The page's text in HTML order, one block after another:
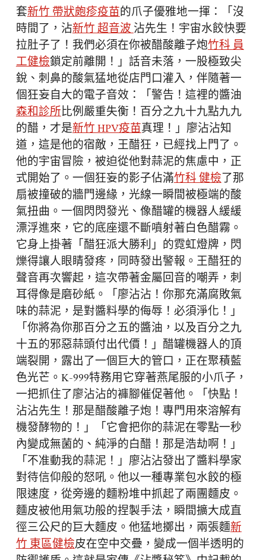
套新竹 帶狀皰疹疫苗的爪子優雅地一揮：「沒
時間了，沾新竹 超音波 沾先生！宇宙水餃快要
拉肚子了！我們必須在你被醋酸離子炮竹科 員
工健檢鎖定前離開！」話音未落，一股極致尖
銳、刺鼻的酸氣猛地從店門口灌入，伴隨著一
個狂妄自大的電子音效：「警告！這裡的醬油
森和診所比例嚴重失衡！百分之九十九點九九
的醋，才是新竹 HPV疫苗真理！」廖沾沾知
道，這是他的宿敵，王醋狂，已經找上門了。
他的宇宙冒險，被迫從他對蒜泥的焦慮中，正
式開始了。一個狂妄的影子佔滿竹科 健檢了那
扇被撞破的牆門邊緣，光線一瞬間被極端的酸
氣扭曲。一個閃閃發光、像醋罐的機器人緩緩
漂浮進來，它的底座還不斷噴射著白色醋霧。
它身上掛著「醋狂派大勝利」的霓虹燈牌，閃
爍得讓人眼睛發疼，同時發出警報。王醋狂的
聲音再次響起，這次帶著金屬回音的嘲弄，刺
耳得像是磨砂紙。「廖沾沾！你那充滿腐敗氣
味的蒜泥，是對醬料學的侮辱！必須淨化！」
「你將為你那百分之五的醬油，以及百分之九
十五的邪惡蒜頭付出代價！」醋罐機器人的頂
端裂開，露出了一個巨大的管口，正在聚積藍
色光芒。K-999特務用它穿著燕尾服的小爪子，
一把抓住了廖沾沾的褲腳催促著他。「快點！
沾沾先生！那是醋酸離子炮！專門用來溶解有
機發酵物的！」「它會把你的蒜泥在零點一秒
內變成無菌的、純淨的白醋！那是浩劫啊！」
「不准動我的蒜泥！」廖沾沾發出了醬料學家
對待信仰般的怒吼。他以一種專業包水餃的極
限速度，從旁邊的麵粉堆中抓起了兩團麵皮。
麵皮被他用氣功般的捏製手法，瞬間擴大成直
徑三公尺的巨大麵皮。他猛地擲出，兩張麵新
竹 東區健檢皮在空中交疊，變成一個半透明的